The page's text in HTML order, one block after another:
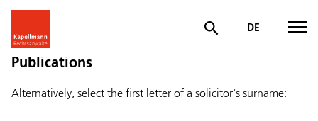
DE
Publications
Alternatively, select the first letter of a solicitor's surname: